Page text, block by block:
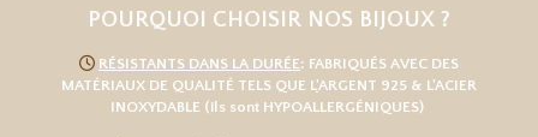
POURQUOI CHOISIR NOS BIJOUX ?
 RÉSISTANTS DANS LA DURÉE: FABRIQUÉS AVEC DES
MATÉRIAUX DE QUALITÉ TELS QUE L'ARGENT 925 & L'ACIER
INOXYDABLE (ils sont HYPOALLERGÉNIQUES)